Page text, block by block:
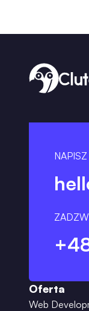
Oferta
Web